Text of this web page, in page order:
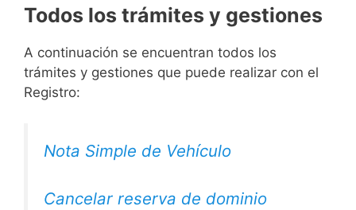
Todos los trámites y gestiones
A continuación se encuentran todos los
trámites y gestiones que puede realizar con el
Registro:
Nota Simple de Vehículo
Cancelar reserva de dominio